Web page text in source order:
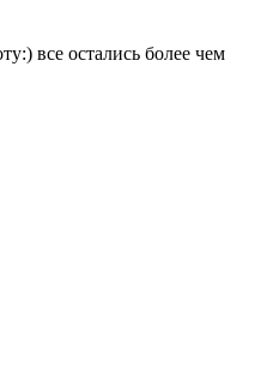
все остались более чем